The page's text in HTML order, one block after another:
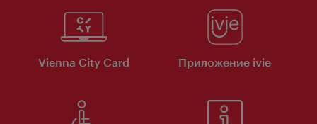
Vienna City Card Приложение ivie